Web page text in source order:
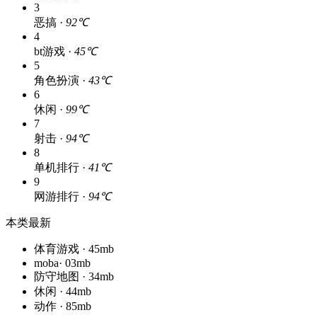
3
恶搞 · 92℃
4
bt游戏 · 45℃
5
角色扮演 · 43℃
6
休闲 · 99℃
7
射击 · 94℃
8
单机排行 · 41℃
9
网游排行 · 94℃
本类最新
体育游戏 · 45mb
moba· 03mb
防守地图 · 34mb
休闲 · 44mb
动作 · 85mb